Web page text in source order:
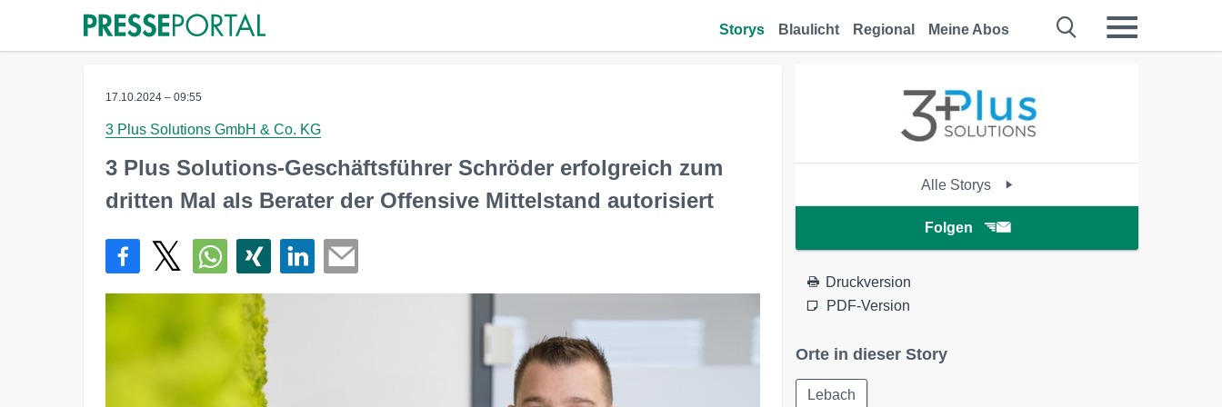
Storys Blaulicht Regional Meine Abos
17.10.2024 – 09:55
3 Plus Solutions GmbH & Co. KG
3 Plus Solutions-Geschäftsführer Schröder erfolgreich zum
dritten Mal als Berater der Offensive Mittelstand autorisiert
Alle Storys
Folgen
Druckversion
PDF-Version
Orte in dieser Story
Lebach